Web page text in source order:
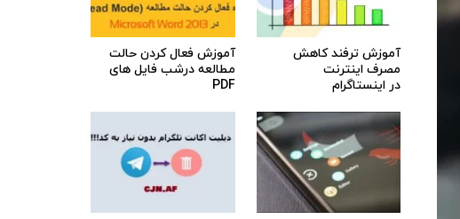
آموزش ترفند کاهش
مصرف اینترنت
در اینستاگرام
آموزش فعال کردن حالت
مطالعه درشب فایل های
PDF